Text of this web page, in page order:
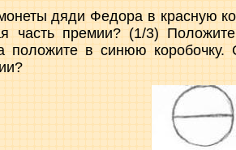
дяди Федора в красную
часть премии? (1/3)
положите в синюю